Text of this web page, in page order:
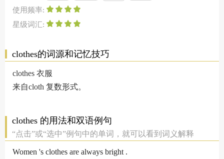
使用频率:
星级词汇:
clothes的词源和记忆技巧
clothes 衣服
来自cloth 复数形式。
clothes 的用法和双语例句
“点击”或“选中”例句中的单词，就可以看到词义解释
Women 's clothes are always bright .